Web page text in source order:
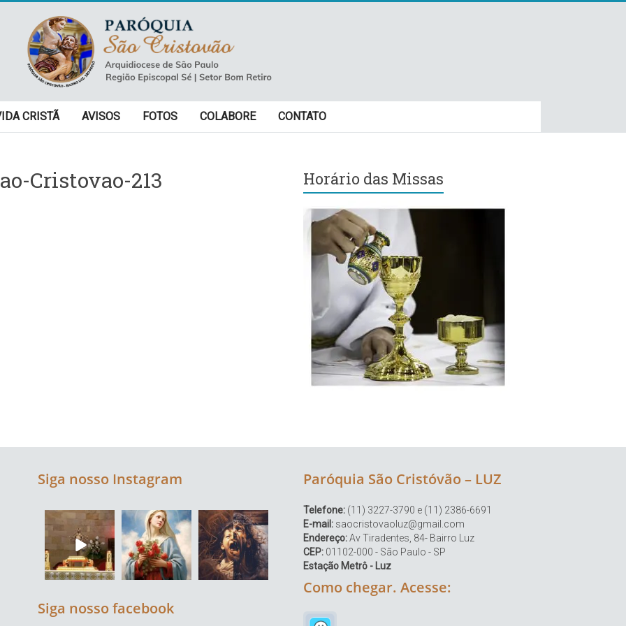
CRISTÃ AVISOS FOTOS COLABORE CONTATO
Cristovao-213 Horário das Missas
Siga nosso Instagram
Siga nosso facebook
Paróquia São Cristóvão – LUZ
Telefone: (11) 3227-3790 e (11) 2386-6691
E-mail: saocristovaoluz@gmail.com
Endereço:Av Tiradentes, 84- Bairro Luz
CEP: 01102-000 - São Paulo - SP
Estação Metrô - Luz
Como chegar. Acesse: